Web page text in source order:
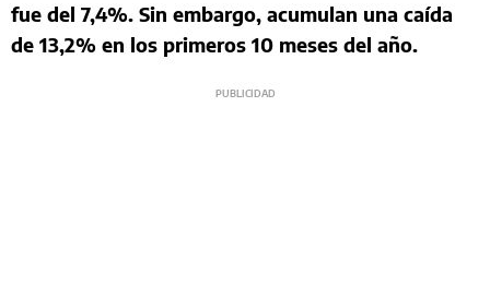
fue del 7,4%. Sin embargo, acumulan una caída
de 13,2% en los primeros 10 meses del año.